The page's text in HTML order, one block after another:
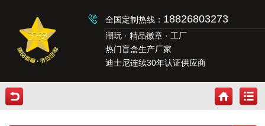
全国定制热线： 18826803273
潮玩 · 精品徽章 · 工厂
热门盲盒生产厂家
迪士尼连续30年认证供应商